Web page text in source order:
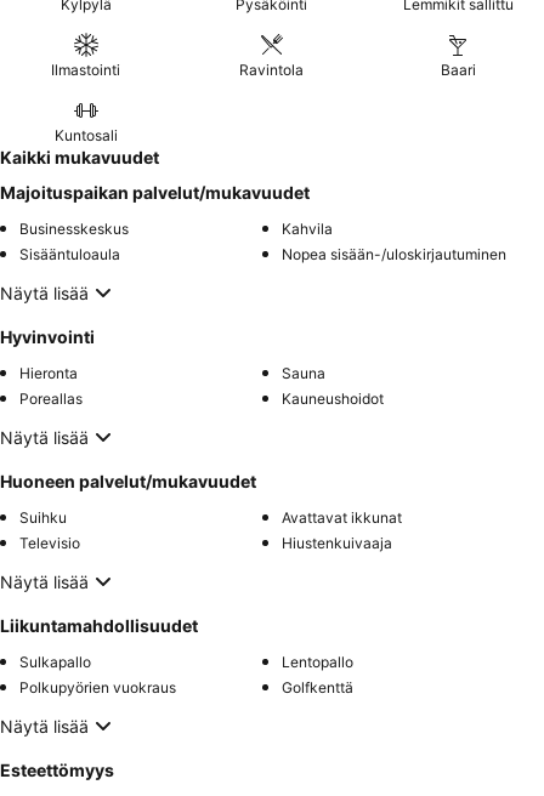
Kylpylä Pysäköinti Lemmikit sallittu
Ilmastointi Ravintola Baari
Kuntosali
Kaikki mukavuudet
Majoituspaikan palvelut/mukavuudet
Businesskeskus
Kahvila
Sisääntuloaula
Nopea sisään-/uloskirjautuminen
Näytä lisää
Hyvinvointi
Hieronta
Sauna
Poreallas
Kauneushoidot
Näytä lisää
Huoneen palvelut/mukavuudet
Suihku
Avattavat ikkunat
Televisio
Hiustenkuivaaja
Näytä lisää
Liikuntamahdollisuudet
Sulkapallo
Lentopallo
Polkupyörien vuokraus
Golfkenttä
Näytä lisää
Esteettömyys